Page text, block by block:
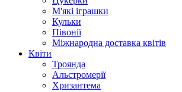
М'які іграшки
Кульки
Півонії
Міжнародна доставка квітів
Квіти
Троянда
Альстромерії
Хризантема